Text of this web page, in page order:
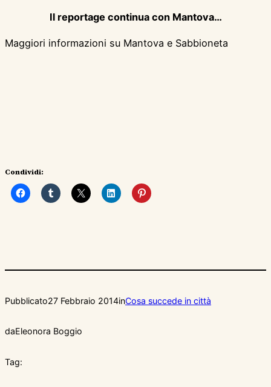
Il reportage continua con Mantova…
Maggiori informazioni su Mantova e Sabbioneta
Condividi:
Pubblicato27 Febbraio 2014inCosa succede in città
daEleonora Boggio
Tag: